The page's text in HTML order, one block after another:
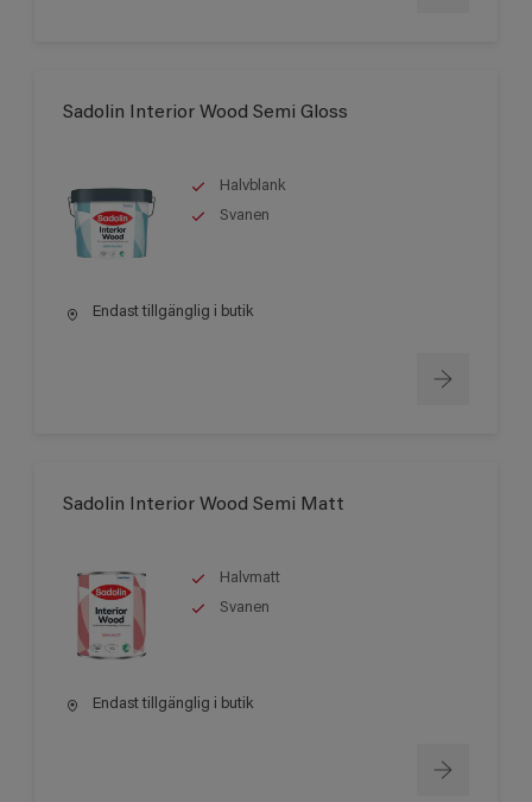
Sadolin Interior Wood Semi Gloss
Halvblank
Svanen
Endast tillgänglig i butik
Sadolin Interior Wood Semi Matt
Halvmatt
Svanen
Endast tillgänglig i butik